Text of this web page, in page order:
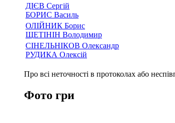
ДІЄВ Сергій
БОРИС Василь
ОЛІЙНИК Борис
ЩЕТІНІН Володимир
СІНЕЛЬНІКОВ Олександр
РУДИКА Олексій
Про всі неточності в протоколах або
Фото гри